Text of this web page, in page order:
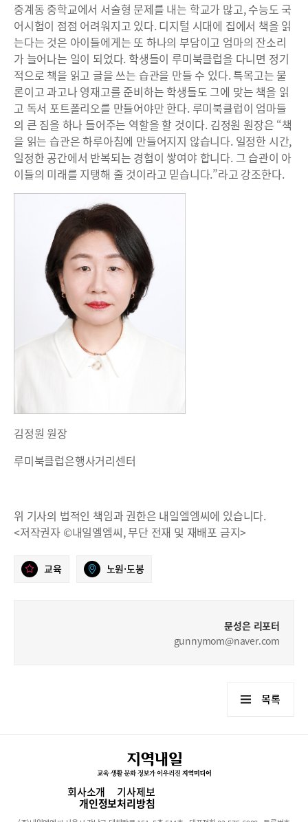
중계동 중학교에서 서술형 문제를 내는 학교가 많고, 수능도 국
어시험이 점점 어려워지고 있다. 디지털 시대에 집에서 책을 읽
는다는 것은 아이들에게는 또 하나의 부담이고 엄마의 잔소리
가 늘어나는 일이 되었다. 학생들이 루미북클럽을 다니면 정기
적으로 책을 읽고 글을 쓰는 습관을 만들 수 있다. 특목고는 물
론이고 과고나 영재고를 준비하는 학생들도 그에 맞는 책을 읽
고 독서 포트폴리오를 만들어야만 한다. 루미북클럽이 엄마들
의 큰 짐을 하나 들어주는 역할을 할 것이다. 김정원 원장은 “책
을 읽는 습관은 하루아침에 만들어지지 않습니다. 일정한 시간,
일정한 공간에서 반복되는 경험이 쌓여야 합니다. 그 습관이 아
이들의 미래를 지탱해 줄 것이라고 믿습니다.”라고 강조한다.
김정원 원장
루미북클럽은행사거리센터
위 기사의 법적인 책임과 권한은 내일엘엠씨에 있습니다.
<저작권자 ©내일엘엠씨, 무단 전재 및 재배포 금지>
교육 노원·도봉
문성은 리포터
gunnymom@naver.com
목록
회사소개 기사제보
개인정보처리방침